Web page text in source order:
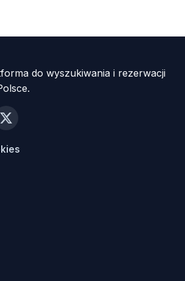
do wyszukiwania i rezerwacji
X